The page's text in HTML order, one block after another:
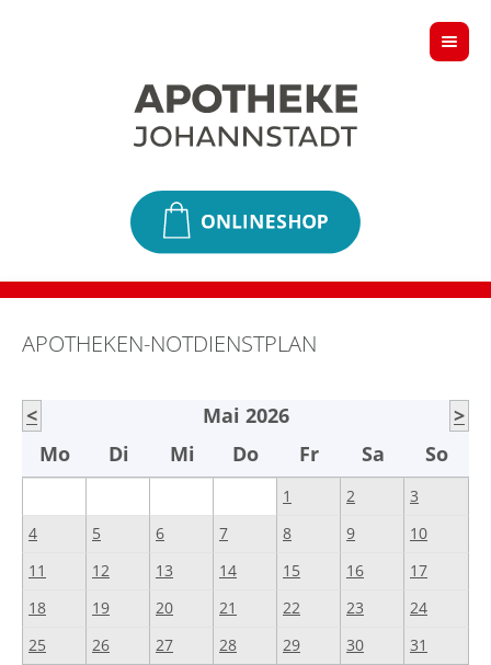
APOTHEKEN-NOTDIENSTPLAN
< Mai 2026
>
Mo
Di Mi Do Fr Sa So
1 2
3
4
5 6 7 8 9
10
11
12 13 14 15 16
17
18
19 20 21 22 23
24
25
26 27 28 29 30 31